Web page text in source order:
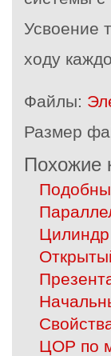
Усвоение
ходу
Файлы:
Размер
Похожие
Цилиндр
ЦОР по